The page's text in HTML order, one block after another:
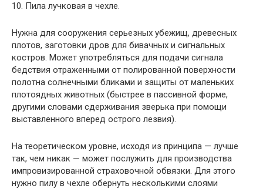
10. Пила лучковая в чехле.
Нужна для сооружения серьезных убежищ, древесных
плотов, заготовки дров для бивачных и сигнальных
костров. Может употребляться для подачи сигнала
бедствия отраженными от полированной поверхности
полотна солнечными бликами и защиты от маленьких
плотоядных животных (быстрее в пассивной форме,
другими словами сдерживания зверька при помощи
выставленного вперед острого лезвия).
На теоретическом уровне, исходя из принципа — лучше
так, чем никак — может послужить для производства
импровизированной страховочной обвязки. Для этого
нужно пилу в чехле обернуть несколькими слоями